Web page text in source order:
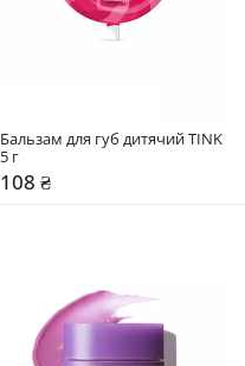
Бальзам для губ дитячий TINK
5 г
108 ₴